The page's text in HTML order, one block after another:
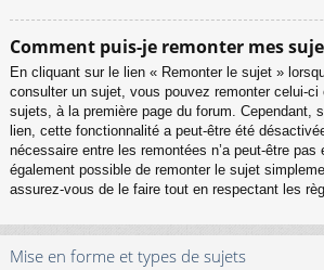
Comment puis-je remonter mes
En cliquant sur le lien « Remonter le sujet »
consulter un sujet, vous pouvez remonter celui-ci
sujets, à la première page du forum. Cependant,
lien, cette fonctionnalité a peut-être été
nécessaire entre les remontées n’a peut-être
également possible de remonter le sujet
assurez-vous de le faire tout en respectant les
Mise en forme et types de sujets